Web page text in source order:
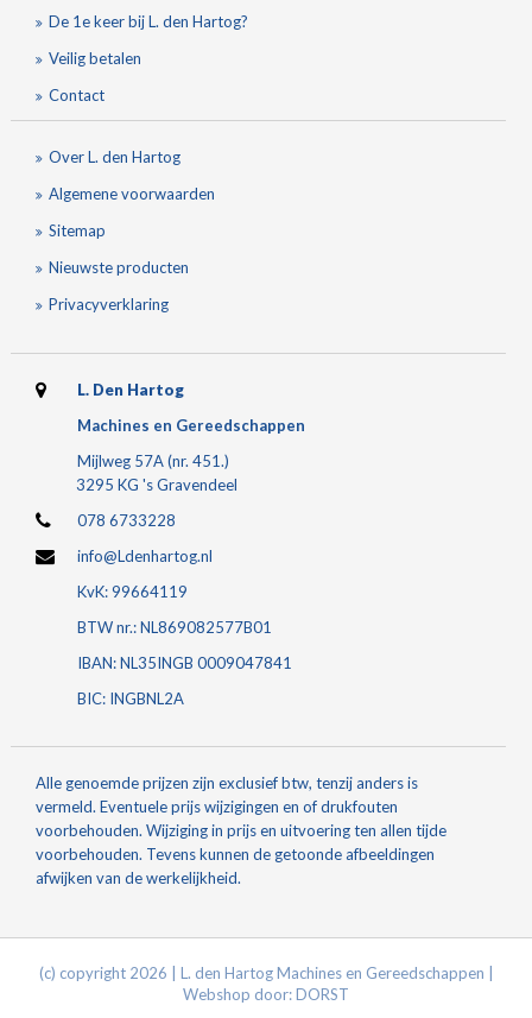
De 1e keer bij L. den Hartog?
Veilig betalen
Contact
Over L. den Hartog
Algemene voorwaarden
Sitemap
Nieuwste producten
Privacyverklaring
L. Den Hartog
Machines en Gereedschappen
Mijlweg 57A (nr. 451.)
3295 KG 's Gravendeel
078 6733228
info@Ldenhartog.nl
KvK: 99664119
BTW nr.: NL869082577B01
IBAN: NL35INGB 0009047841
BIC: INGBNL2A
Alle genoemde prijzen zijn exclusief btw, tenzij anders is
vermeld. Eventuele prijs wijzigingen en of drukfouten
voorbehouden. Wijziging in prijs en uitvoering ten allen tijde
voorbehouden. Tevens kunnen de getoonde afbeeldingen
afwijken van de werkelijkheid.
(c) copyright 2026 | L. den Hartog Machines en Gereedschappen |
Webshop door:DORST